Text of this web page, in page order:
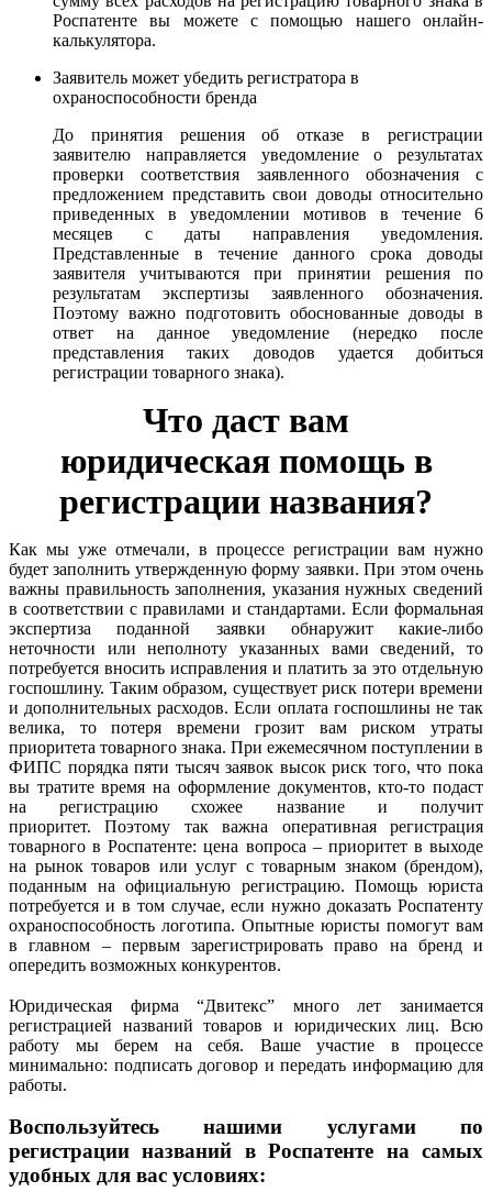
Роспатенте вы можете с помощью нашего онлайн-
калькулятора.
Заявитель может убедить регистратора в
охраноспособности бренда
До принятия решения об отказе в регистрации
заявителю направляется уведомление о результатах
проверки соответствия заявленного обозначения с
предложением представить свои доводы относительно
приведенных в уведомлении мотивов в течение 6
месяцев с даты направления уведомления.
Представленные в течение данного срока доводы
заявителя учитываются при принятии решения по
результатам экспертизы заявленного обозначения.
Поэтому важно подготовить обоснованные доводы в
ответ на данное уведомление (нередко после
представления таких доводов удается добиться
регистрации товарного знака).
Что даст вам
юридическая помощь в
регистрации названия?
Как мы уже отмечали, в процессе регистрации вам нужно
будет заполнить утвержденную форму заявки. При этом очень
важны правильность заполнения, указания нужных сведений
в соответствии с правилами и стандартами. Если формальная
экспертиза поданной заявки обнаружит какие-либо
неточности или неполноту указанных вами сведений, то
потребуется вносить исправления и платить за это отдельную
госпошлину. Таким образом, существует риск потери времени
и дополнительных расходов. Если оплата госпошлины не так
велика, то потеря времени грозит вам риском утраты
приоритета товарного знака. При ежемесячном поступлении в
ФИПС порядка пяти тысяч заявок высок риск того, что пока
вы тратите время на оформление документов, кто-то подаст
на регистрацию схожее название и получит
приоритет. Поэтому так важна оперативная регистрация
товарного в Роспатенте: цена вопроса – приоритет в выходе
на рынок товаров или услуг с товарным знаком (брендом),
поданным на официальную регистрацию. Помощь юриста
потребуется и в том случае, если нужно доказать Роспатенту
охраноспособность логотипа. Опытные юристы помогут вам
в главном – первым зарегистрировать право на бренд и
опередить возможных конкурентов.
Юридическая фирма “Двитекс” много лет занимается
регистрацией названий товаров и юридических лиц. Всю
работу мы берем на себя. Ваше участие в процессе
минимально: подписать договор и передать информацию для
работы.
Воспользуйтесь нашими услугами по
регистрации названий в Роспатенте на самых
удобных для вас условиях: